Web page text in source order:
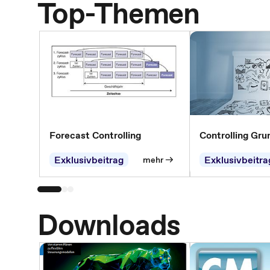
Top-Themen
Forecast Controlling
Exklusivbeitrag
mehr
Controlling
Downloads